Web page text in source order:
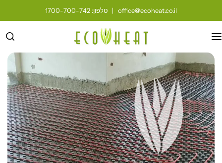
office@ecoheat.co.il
| טלפון: 1700-700-742